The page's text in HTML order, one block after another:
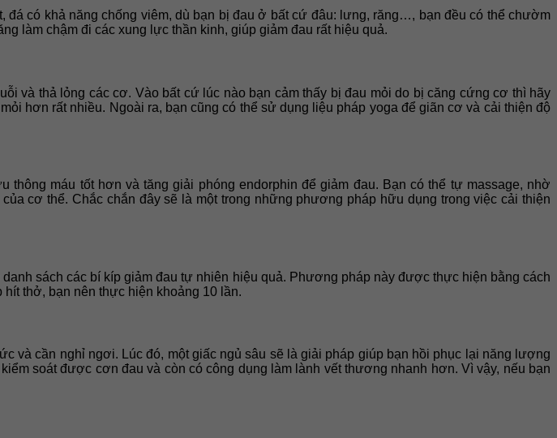
có khả năng chống viêm, dù bạn bị đau ở bất cứ đâu: lưng, răng…, bạn đều có thể chườm
làm chậm đi các xung lực thần kinh, giúp giảm đau rất hiệu quả.
và thả lỏng các cơ. Vào bất cứ lúc nào bạn cảm thấy bị đau mỏi do bị căng cứng cơ thì hãy
hơn rất nhiều. Ngoài ra, bạn cũng có thể sử dụng liệu pháp yoga để giãn cơ và cải thiện độ
máu tốt hơn và tăng giải phóng endorphin để giảm đau. Bạn có thể tự massage, nhờ
cơ thể. Chắc chắn đây sẽ là một trong những phương pháp hữu dụng trong việc cải thiện
sách các bí kíp giảm đau tự nhiên hiệu quả. Phương pháp này được thực hiện bằng cách
thở, bạn nên thực hiện khoảng 10 lần.
và cần nghỉ ngơi. Lúc đó, một giấc ngủ sâu sẽ là giải pháp giúp bạn hồi phục lại năng lượng
soát được cơn đau và còn có công dụng làm lành vết thương nhanh hơn. Vì vậy, nếu bạn